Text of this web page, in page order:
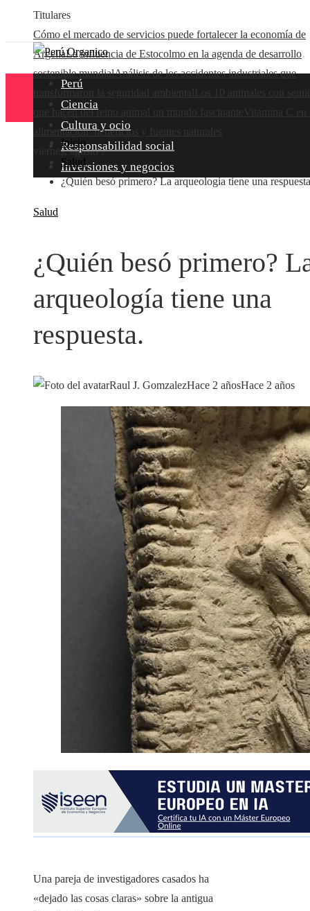
Titulares
Cómo el mercado de servicios puede fortalecer la economía de
ArgeliaLa influencia de Estocolmo en la agenda de desarrollo
sostenible mundialAnálisis de los accidentes industriales que
transformaron la seguridad ambiental
que hacen del reino animal un mundo fascinante
alimentación: beneficios y fuentes naturales
viernes, agosto 7
Perú
Ciencia
Cultura y ocio
Responsabilidad social
Inversiones y negocios
Inicio
Salud
¿Quién besó primero? La arqueología tiene una
Salud
¿Quién besó primero?
arqueología tiene una
respuesta.
Raul J. GomzalezHace 2 añosHace 2 años
Una pareja de investigadores casados ​​ha
«dejado las cosas claras» sobre la antigua